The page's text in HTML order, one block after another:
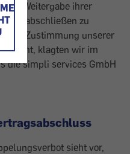
der Weitergabe ihrer
abschließen zu
Zustimmung unserer
klagten wir im
die simpli services GmbH
sieht vor,